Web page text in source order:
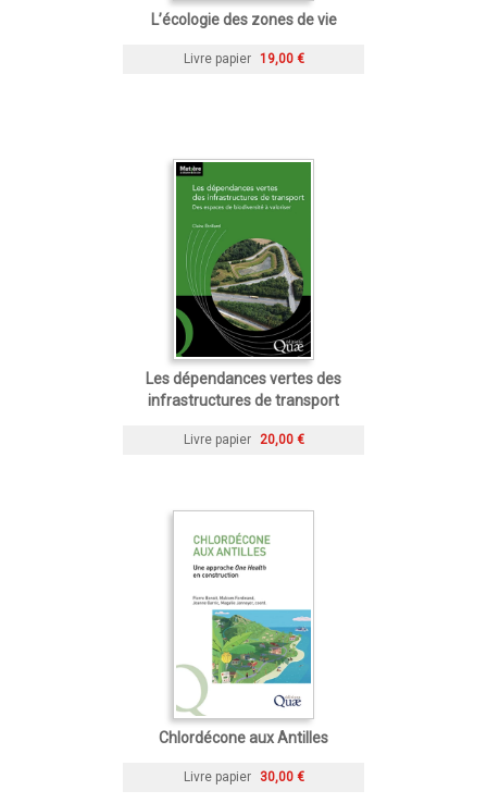
L’écologie des zones de vie
Livre papier 19,00 €
Les dépendances vertes des
infrastructures de transport
Livre papier 20,00 €
Chlordécone aux Antilles
Livre papier 30,00 €